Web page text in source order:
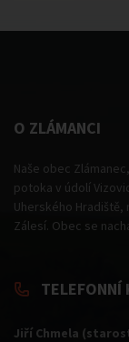
O ZLÁMANCI
Naše obec
potoka v údolí
Uherského Hradiště,
Zálesí. Obec se
TELEFONNÍ
Jiří Chmela